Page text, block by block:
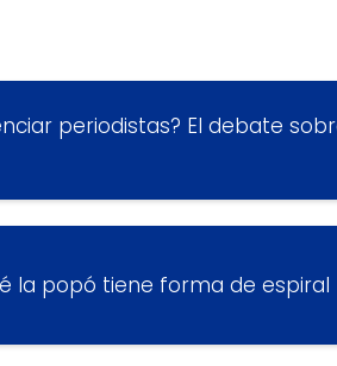
periodistas? El debate
la popó tiene forma de espiral